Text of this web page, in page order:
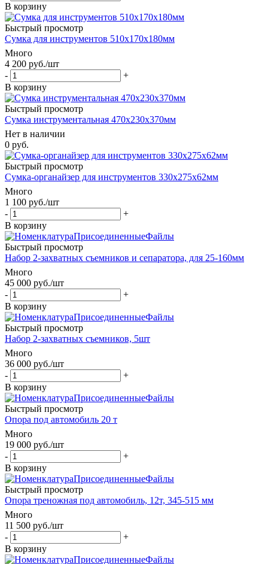
В корзину
Быстрый просмотр
Сумка для инструментов 510х170х180мм
Много
4 200 руб./шт
-
+
В корзину
Быстрый просмотр
Сумка инструментальная 470x230x370мм
Нет в наличии
0 руб.
Быстрый просмотр
Сумка-органайзер для инструментов 330х275х62мм
Много
1 100 руб./шт
-
+
В корзину
Быстрый просмотр
Набор 2-захватных съемников и сепаратора, для 25-160мм
Много
45 000 руб./шт
-
+
В корзину
Быстрый просмотр
Набор 2-захватных съемников, 5шт
Много
36 000 руб./шт
-
+
В корзину
Быстрый просмотр
Опора под автомобиль 20 т
Много
19 000 руб./шт
-
+
В корзину
Быстрый просмотр
Опора треножная под автомобиль, 12т, 345-515 мм
Много
11 500 руб./шт
-
+
В корзину